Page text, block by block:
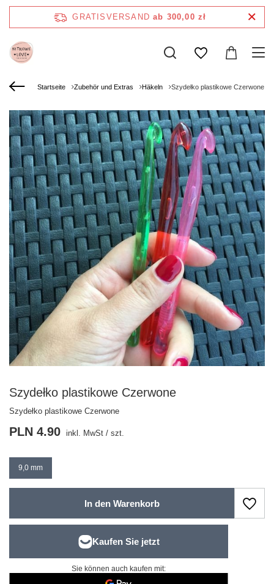
GRATISVERSAND ab 300,00 zł
Startseite Zubehör und Extras Häkeln Szydełko plastikowe Czerwone
Szydełko plastikowe Czerwone
Szydełko plastikowe Czerwone
9,0 mm
PLN 4.90 inkl. MwSt / szt.
In den Warenkorb
Sie können auch kaufen mit: